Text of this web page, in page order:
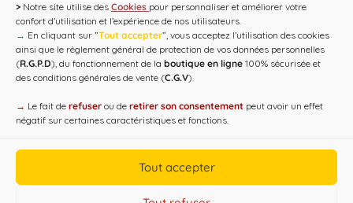
> Notre site utilise des Cookies pour personnaliser et améliorer votre
confort d'utilisation et l’expérience de nos utilisateurs.
→ En cliquant sur ”Tout accepter”, vous acceptez l’utilisation des cookies
ainsi que le règlement général de protection de vos données personnelles
(R.G.P.D), du fonctionnement de la boutique en ligne 100% sécurisée et
des conditions générales de vente (C.G.V).
→ Le fait de refuser ou de retirer son consentement peut avoir un effet
négatif sur certaines caractéristiques et fonctions.
Tout accepter
→
Copyright CAP'C 2019